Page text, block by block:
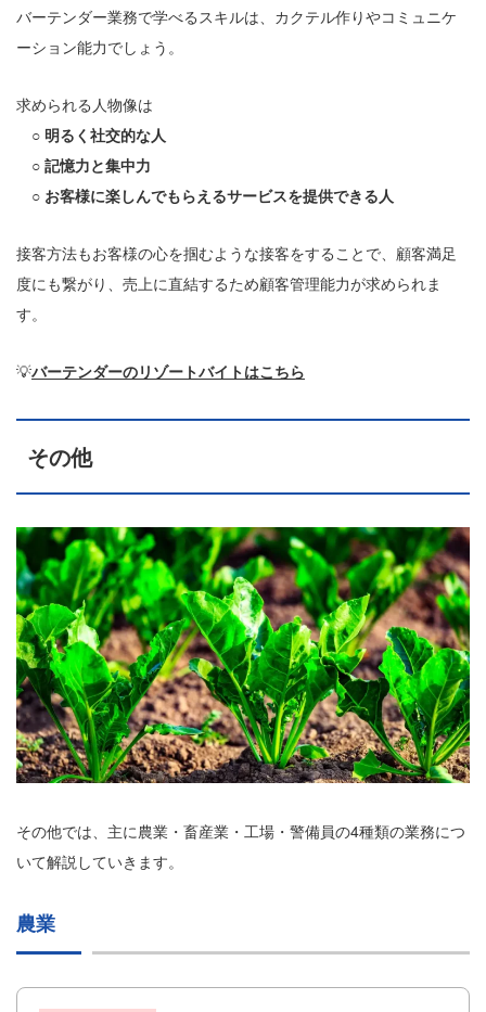
バーテンダー業務で学べるスキルは、カクテル作りやコミュニケ
ーション能力でしょう。
求められる人物像は
○ 明るく社交的な人
○ 記憶力と集中力
○ お客様に楽しんでもらえるサービスを提供できる人
接客方法もお客様の心を掴むような接客をすることで、顧客満足
度にも繋がり、売上に直結するため顧客管理能力が求められま
す。
💡バーテンダーのリゾートバイトはこちら
その他
その他では、主に農業・畜産業・工場・警備員の4種類の業務につ
いて解説していきます。
農業